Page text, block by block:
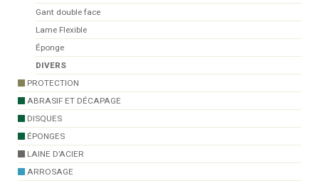
Gant double face
Lame Flexible
Éponge
DIVERS
PROTECTION
ABRASIF ET DÉCAPAGE
DISQUES
ÉPONGES
LAINE D’ACIER
ARROSAGE